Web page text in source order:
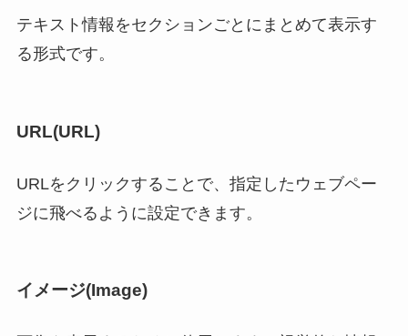
テキスト情報をセクションごとにまとめて表示す
る形式です。
URL(URL)
URLをクリックすることで、指定したウェブペー
ジに飛べるように設定できます。
イメージ(Image)